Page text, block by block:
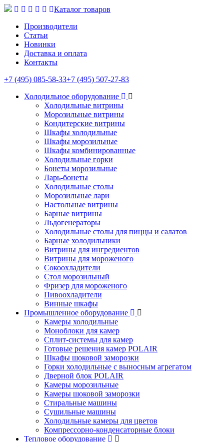
Каталог товаров
Производители
Статьи
Новинки
Доставка и оплата
Контакты
+7 (495) 085-58-33+7 (495) 507-27-83
Холодильное оборудование
Холодильные витрины
Морозильные витрины
Кондитерские витрины
Шкафы холодильные
Шкафы морозильные
Шкафы комбинированные
Холодильные горки
Бонеты морозильные
Ларь-бонеты
Холодильные столы
Морозильные лари
Настольные витрины
Барные витрины
Льдогенераторы
Холодильные столы для пиццы и салатов
Барные холодильники
Витрины для ингредиентов
Витрины для мороженого
Сокоохладители
Стол морозильный
Фризер для мороженого
Пивоохладители
Винные шкафы
Промышленное оборудование
Камеры холодильные
Моноблоки для камер
Сплит-системы для камер
Готовые решения камер POLAIR
Шкафы шоковой заморозки
Горки холодильные с выносным агрегатом
Дверной блок POLAIR
Камеры морозильные
Камеры шоковой заморозки
Стиральные машины
Сушильные машины
Холодильные камеры для цветов
Компрессорно-конденсаторные блоки
Тепловое оборудование